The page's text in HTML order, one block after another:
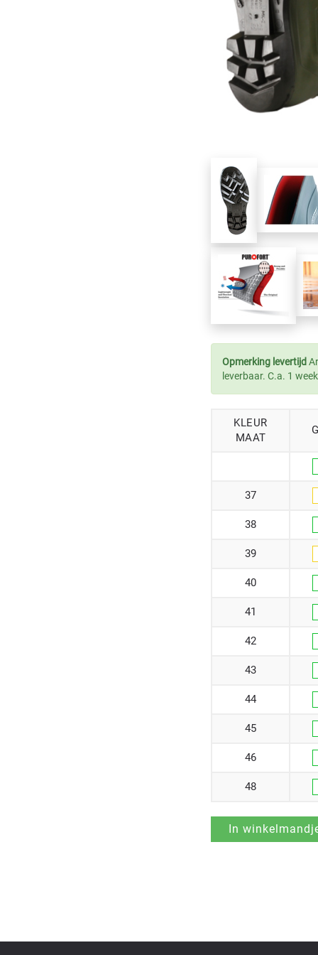
Opmerking levertijd
leverbaar. C.a. 1
KLEUR
MAAT
37
38
39
40
41
42
43
44
45
46
48